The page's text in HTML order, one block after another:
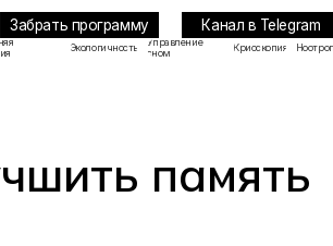
Управление
сном Криоскопия Ноотропы
Канал в Telegram
память